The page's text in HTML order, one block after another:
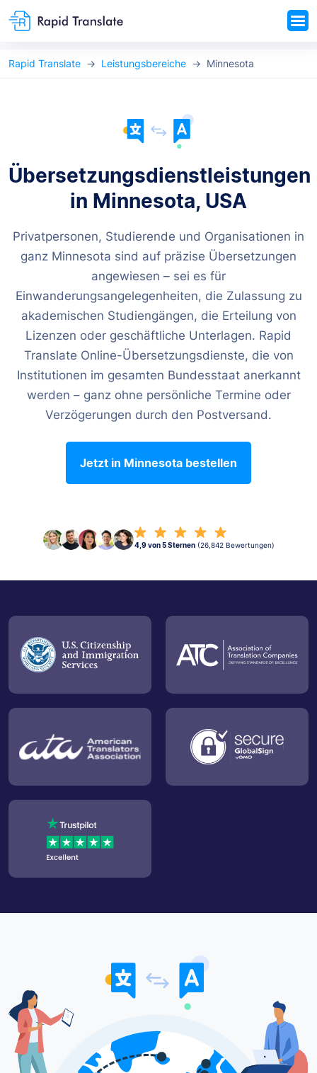
Rapid Translate Leistungsbereiche Minnesota
Übersetzungsdienstleistungen
in Minnesota, USA
Privatpersonen, Studierende und Organisationen in
ganz Minnesota sind auf präzise Übersetzungen
angewiesen – sei es für
Einwanderungsangelegenheiten, die Zulassung zu
akademischen Studiengängen, die Erteilung von
Lizenzen oder geschäftliche Unterlagen. Rapid
Translate Online-Übersetzungsdienste, die von
Institutionen im gesamten Bundesstaat anerkannt
werden – ganz ohne persönliche Termine oder
Verzögerungen durch den Postversand.
Jetzt in Minnesota bestellen
4,9 von 5 Sternen (26,842 Bewertungen)